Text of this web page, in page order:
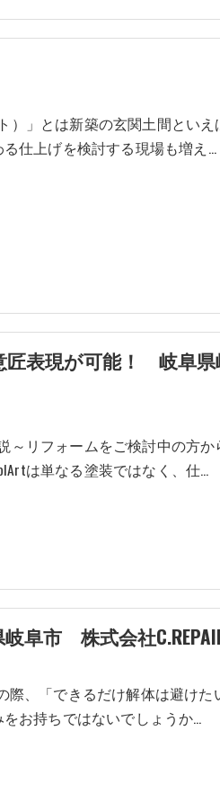
）」とは新築の玄関土間といえ
仕上げを検討する現場も増え…
匠表現が可能！ 岐阜
～リフォームをご検討中の方か
は単なる塗装ではなく、仕…
阜市 株式会社
際、「できるだけ解体は避けた
お持ちではないでしょうか…